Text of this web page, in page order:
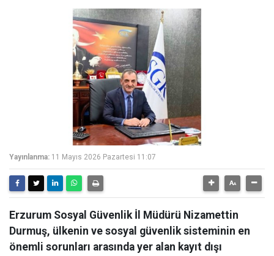
Yayınlanma: 11 Mayıs 2026 Pazartesi 11:07
Erzurum Sosyal Güvenlik İl Müdürü Nizamettin
Durmuş, ülkenin ve sosyal güvenlik sisteminin en
önemli sorunları arasında yer alan kayıt dışı